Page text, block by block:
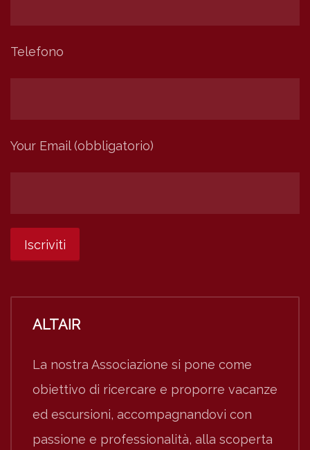
Telefono
Your Email (obbligatorio)
ALTAIR
La nostra Associazione si pone come
obiettivo di ricercare e proporre vacanze
ed escursioni, accompagnandovi con
passione e professionalità, alla scoperta